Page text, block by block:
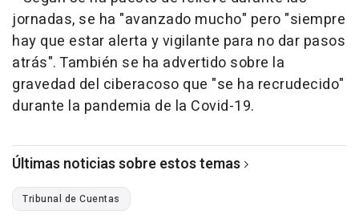
jornadas, se ha "avanzado mucho" pero "siempre
hay que estar alerta y vigilante para no dar pasos
atrás". También se ha advertido sobre la
gravedad del ciberacoso que "se ha recrudecido"
durante la pandemia de la Covid-19.
Últimas noticias sobre estos temas
Tribunal de Cuentas